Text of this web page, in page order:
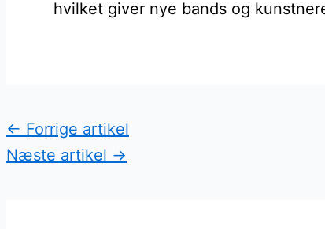
hvilket giver nye bands og
← Forrige artikel
Næste artikel →